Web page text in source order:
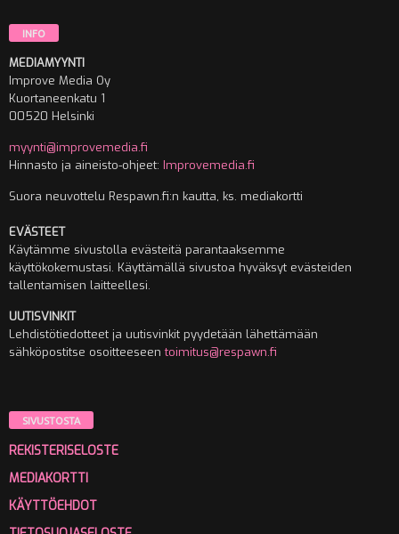
INFO
MEDIAMYYNTI
Improve Media Oy
Kuortaneenkatu 1
00520 Helsinki
myynti@improvemedia.fi
Hinnasto ja aineisto-ohjeet: Improvemedia.fi
Suora neuvottelu Respawn.fi:n kautta, ks. mediakortti
EVÄSTEET
Käytämme sivustolla evästeitä parantaaksemme
käyttökokemustasi. Käyttämällä sivustoa hyväksyt evästeiden
tallentamisen laitteellesi.
UUTISVINKIT
Lehdistötiedotteet ja uutisvinkit pyydetään lähettämään
sähköpostitse osoitteeseentoimitus@respawn.fi
SIVUSTOSTA
REKISTERISELOSTE
MEDIAKORTTI
KÄYTTÖEHDOT